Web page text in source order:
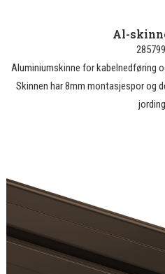
Al-
Aluminiumskinne for kabelnedføring
Skinnen har 8mm montasjespor og